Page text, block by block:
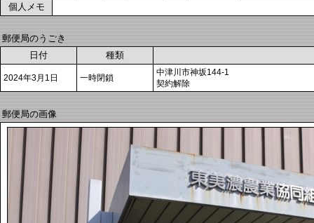
個人メモ
郵便局のうごき
日付
種類
2024年3月1日 一時閉鎖
中津川市神坂144-1
契約解除
郵便局の画像